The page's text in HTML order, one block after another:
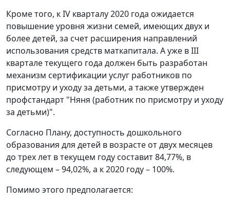
Кроме того, к IV кварталу 2020 года ожидается
повышение уровня жизни семей, имеющих двух и
более детей, за счет расширения направлений
использования средств маткапитала. А уже в III
квартале текущего года должен быть разработан
механизм сертификации услуг работников по
присмотру и уходу за детьми, а также утвержден
профстандарт "Няня (работник по присмотру и уходу
за детьми)".
Согласно Плану, доступность дошкольного
образования для детей в возрасте от двух месяцев
до трех лет в текущем году составит 84,77%, в
следующем – 94,02%, а к 2020 году – 100%.
Помимо этого предполагается: